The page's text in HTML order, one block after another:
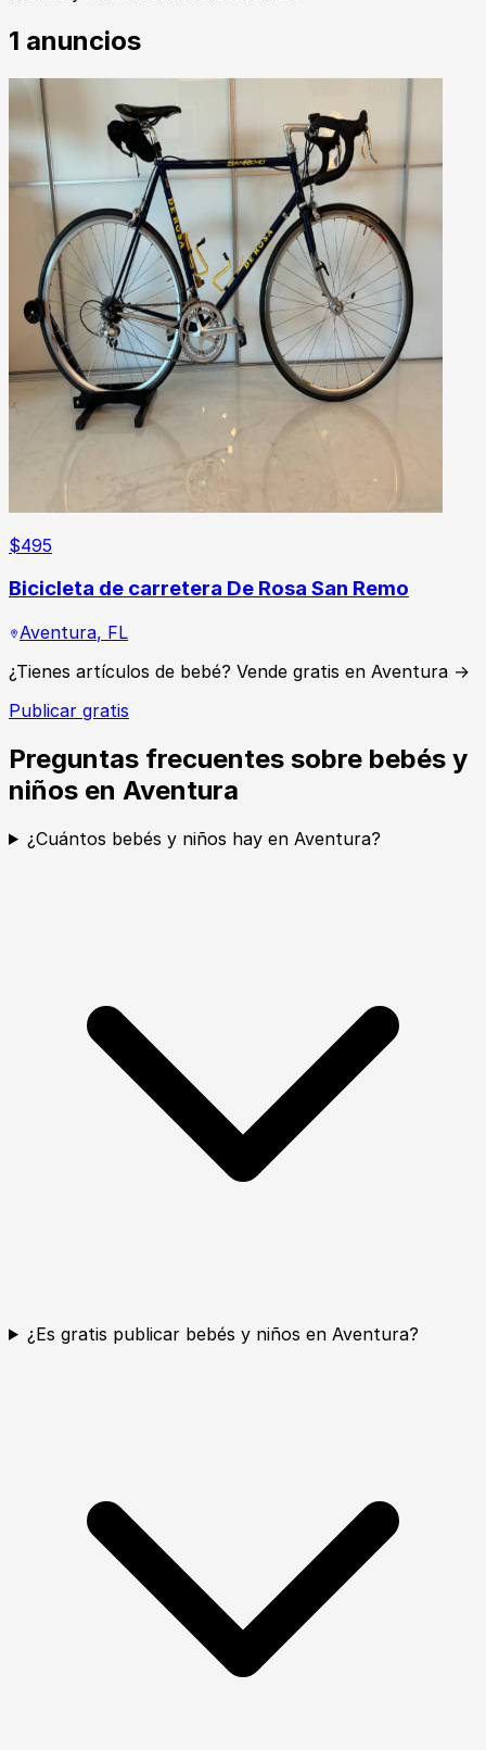
1 anuncios
$495
Bicicleta de carretera De Rosa San Remo
Aventura, FL
¿Tienes artículos de bebé? Vende gratis en Aventura →
Publicar gratis
Preguntas frecuentes sobre bebés y
niños en Aventura
¿Cuántos bebés y niños hay en Aventura?
¿Es gratis publicar bebés y niños en Aventura?